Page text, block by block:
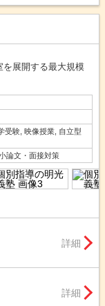
を展開する最大規模
受験, 映像授業, 自立型
論文・面接対策
詳細
詳細